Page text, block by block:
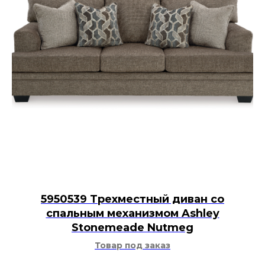
5950539 Трехместный диван со
спальным механизмом Ashley
Stonemeade Nutmeg
Товар под заказ